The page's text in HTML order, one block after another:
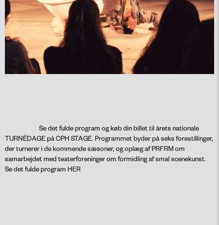
Se det fulde program og køb din billet til årets nationale
TURNÉDAGE på CPH STAGE. Programmet byder på seks forestillinger,
der turnerer i de kommende sæsoner, og oplæg af PRFRM om
samarbejdet med teaterforeninger om formidling af smal scenekunst.
Se det fulde program HER